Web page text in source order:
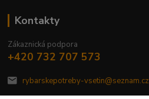
Kontakty
Zákaznická podpora
+420 732 707 573
rybarskepotreby-vsetin@seznam.cz